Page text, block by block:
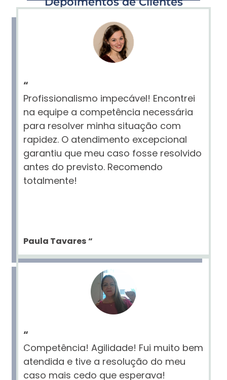
“
Profissionalismo impecável! Encontrei
na equipe a competência necessária
para resolver minha situação com
rapidez. O atendimento excepcional
garantiu que meu caso fosse resolvido
antes do previsto. Recomendo
totalmente!
Paula Tavares“
“
Competência! Agilidade! Fui muito bem
atendida e tive a resolução do meu
caso mais cedo que esperava!